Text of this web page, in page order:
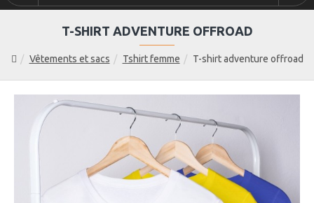
Vêtements et sacs Tshirt femme T-shirt adventure offroad
T-SHIRT ADVENTURE OFFROAD